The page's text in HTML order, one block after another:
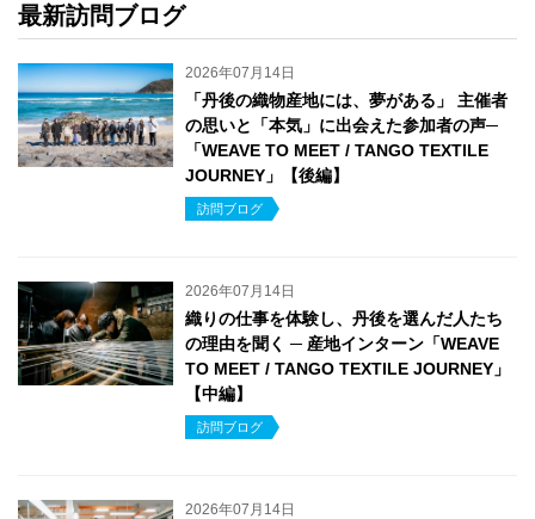
最新訪問ブログ
2026年07月14日
「丹後の織物産地には、夢がある」 主催者
の思いと「本気」に出会えた参加者の声─
「WEAVE TO MEET / TANGO TEXTILE
JOURNEY」【後編】
訪問ブログ
2026年07月14日
織りの仕事を体験し、丹後を選んだ人たち
の理由を聞く ─ 産地インターン「WEAVE
TO MEET / TANGO TEXTILE JOURNEY」
【中編】
訪問ブログ
2026年07月14日